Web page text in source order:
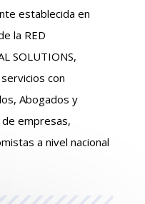
establecida en
la RED
SOLUTIONS,
con
Abogados y
empresas,
a nivel nacional